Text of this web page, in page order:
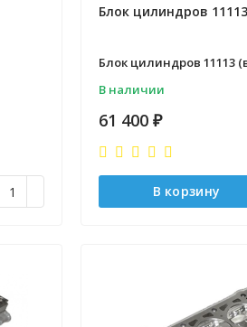
Блок цилиндров
Блок цилиндров 11113
В наличии
61 400 ₽
В корзину